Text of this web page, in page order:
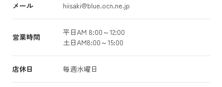
メール hiisaki@blue.ocn.ne.jp
営業時間
平日AM 8:00～12:00
土日AM8:00～15:00
店休日 毎週水曜日